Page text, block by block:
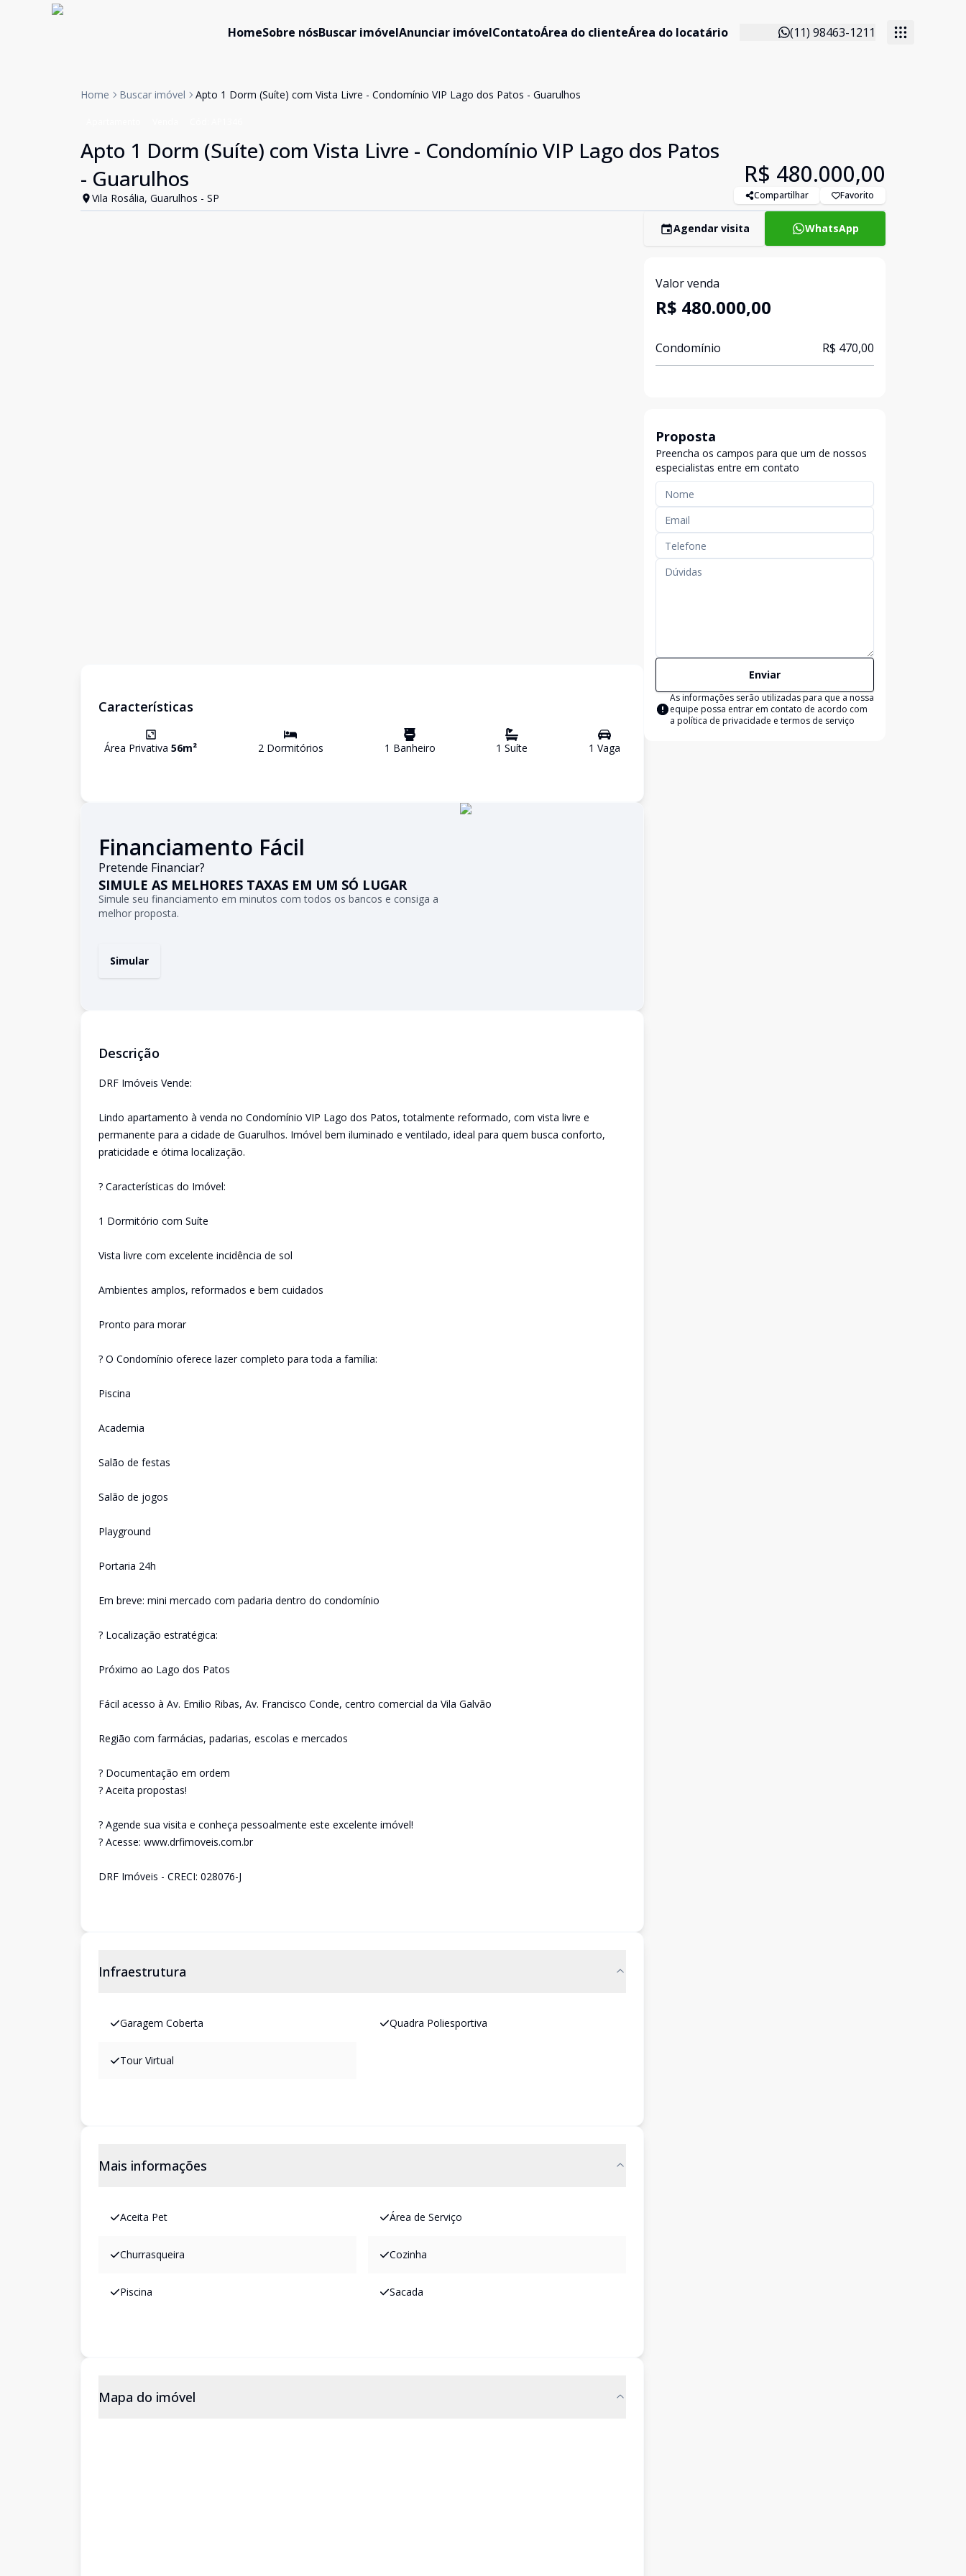
HomeSobre nósBuscar imóvelAnunciar imóvelContatoÁrea do clienteÁrea do locatário (11) 98463-1211
Home Buscar imóvel Apto 1 Dorm (Suíte) com Vista Livre - Condomínio VIP Lago dos Patos - Guarulhos
Apto 1 Dorm (Suíte) com Vista Livre - Condomínio VIP Lago dos Patos
- Guarulhos
Vila Rosália, Guarulhos - SP
R$ 480.000,00
Compartilhar Favorito
Características
Área Privativa 56m² 2Dormitórios 1 Banheiro 1 Suíte 1 Vaga
Financiamento Fácil
Pretende Financiar?
SIMULE AS MELHORES TAXAS EM UM SÓ LUGAR
Simule seu financiamento em minutos com todos os bancos e consiga a
melhor proposta.
Simular
Descrição
DRF Imóveis Vende:
Lindo apartamento à venda no Condomínio VIP Lago dos Patos, totalmente reformado, com vista livre e
permanente para a cidade de Guarulhos. Imóvel bem iluminado e ventilado, ideal para quem busca conforto,
praticidade e ótima localização.
? Características do Imóvel:
1 Dormitório com Suíte
Vista livre com excelente incidência de sol
Ambientes amplos, reformados e bem cuidados
Pronto para morar
? O Condomínio oferece lazer completo para toda a família:
Piscina
Academia
Salão de festas
Salão de jogos
Playground
Portaria 24h
Em breve: mini mercado com padaria dentro do condomínio
? Localização estratégica:
Próximo ao Lago dos Patos
Fácil acesso à Av. Emilio Ribas, Av. Francisco Conde, centro comercial da Vila Galvão
Região com farmácias, padarias, escolas e mercados
? Documentação em ordem
? Aceita propostas!
? Agende sua visita e conheça pessoalmente este excelente imóvel!
? Acesse: www.drfimoveis.com.br
DRF Imóveis - CRECI: 028076-J
Infraestrutura
Garagem Coberta Quadra Poliesportiva
Tour Virtual
Mais informações
Aceita Pet Área de Serviço
Churrasqueira Cozinha
Piscina Sacada
Mapa do imóvel
Agendar visita WhatsApp
Valor venda
R$ 480.000,00
Condomínio R$ 470,00
Proposta
Preencha os campos para que um de nossos
especialistas entre em contato
Enviar
As informações serão utilizadas para que a nossa
equipe possa entrar em contato de acordo com
a política de privacidade e termos de serviço